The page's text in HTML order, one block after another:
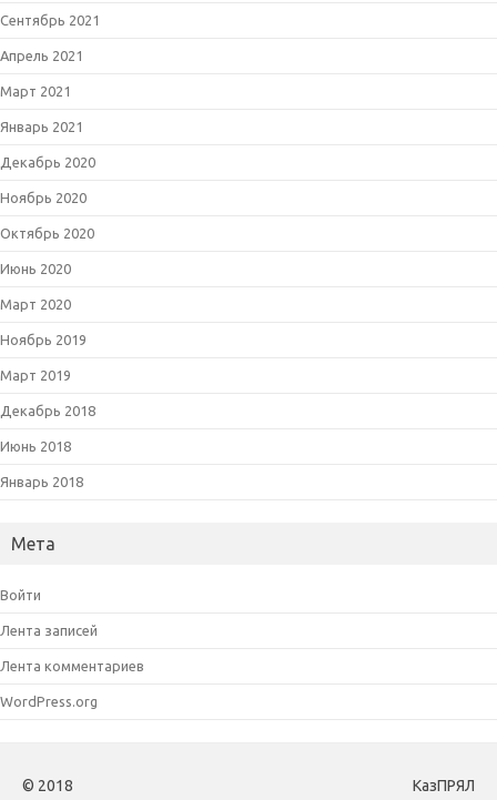
Сентябрь 2021
Апрель 2021
Март 2021
Январь 2021
Декабрь 2020
Ноябрь 2020
Октябрь 2020
Июнь 2020
Март 2020
Ноябрь 2019
Март 2019
Декабрь 2018
Июнь 2018
Январь 2018
Мета
Войти
Лента записей
Лента комментариев
WordPress.org
© 2018 КазПРЯЛ